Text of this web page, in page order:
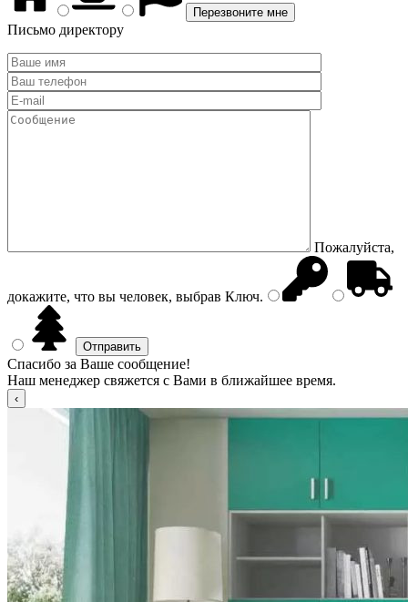
Письмо директору
Пожалуйста,
докажите, что вы человек, выбрав Ключ.
Спасибо за Ваше сообщение!
Наш менеджер свяжется с Вами в ближайшее время.